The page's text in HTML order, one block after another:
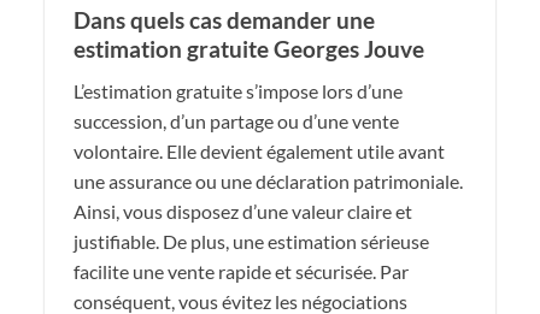
Dans quels cas demander une
estimation gratuite Georges Jouve
L’estimation gratuite s’impose lors d’une
succession, d’un partage ou d’une vente
volontaire. Elle devient également utile avant
une assurance ou une déclaration patrimoniale.
Ainsi, vous disposez d’une valeur claire et
justifiable. De plus, une estimation sérieuse
facilite une vente rapide et sécurisée. Par
conséquent, vous évitez les négociations